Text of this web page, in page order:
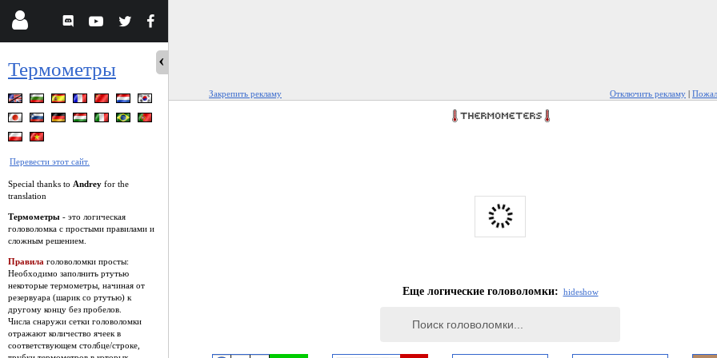
Термометры
Перевести этот сайт.
Special thanks to Andrey for the
translation
Термометры - это логическая
головоломка с простыми правилами и
сложным решением.
Правила головоломки просты:
Необходимо заполнить ртутью
некоторые термометры, начиная от
резервуара (шарик со ртутью) к
другому концу без пробелов.
Числа снаружи сетки головоломки
отражают количество ячеек в
соответствующем столбце/строке,
Закрепить рекламу Отключить рекламу |
Еще логические головоломки: hideshow